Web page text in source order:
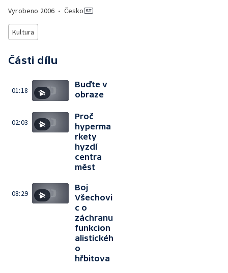
Vyrobeno 2006 • Česko
Kultura
Části dílu
01:18
Buďte v
obraze
02:03
Proč
hyperma
rkety
hyzdí
centra
měst
08:29
Boj
Všechovi
c o
záchranu
funkcion
alistickéh
o
hřbitova